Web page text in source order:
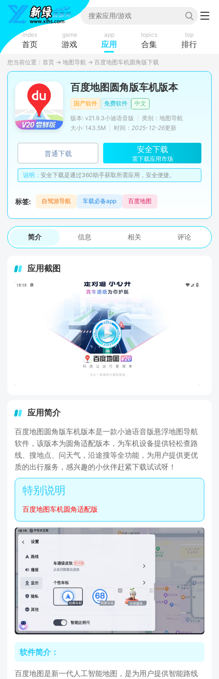
index
首页
game
游戏
app
应用
topics
合集
top
排行
您当前位置： 首页 → 地图导航 → 百度地图车机圆角版下载
百度地图圆角版车机版本
国产软件 免费软件
中文
版本: v21.9.3小迪语音版
类别：地图导航
大小: 143.5M
时间： 2025-12-26更新
普通下载 安全下载
需下载应用市场
说明： 安全下载是通过360助手获取所需应用，安全便捷。
标签: 自驾游导航 车载必备app 百度地图
简介 信息 相关 评论
应用截图
应用简介
百度地图圆角版车机版本是一款小迪语音版悬浮地图导航
软件，该版本为圆角适配版本，为车机设备提供轻松查路
线、搜地点、问天气，沿途搜等全功能，为用户提供更优
质的出行服务，感兴趣的小伙伴赶紧下载试试呀！
百度地图车机圆角适配版
软件简介：
百度地图是新一代人工智能地图，是为用户提供智能路线